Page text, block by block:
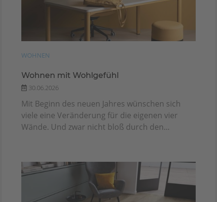
WOHNEN
Wohnen mit Wohlgefühl
30.06.2026
Mit Beginn des neuen Jahres wünschen sich
viele eine Veränderung für die eigenen vier
Wände. Und zwar nicht bloß durch den...